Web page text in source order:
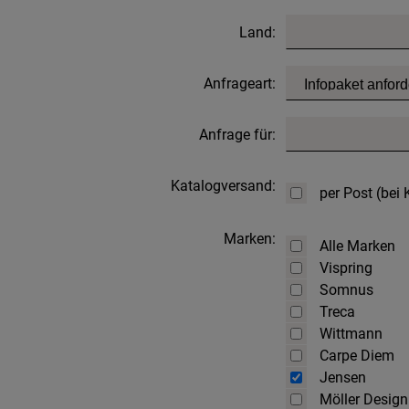
Land:
Anfrageart:
Anfrage für:
Katalogversand: per Post (bei
Marken:
Alle Marken
Vispring
Somnus
Treca
Wittmann
Carpe Diem
Jensen
Möller Design